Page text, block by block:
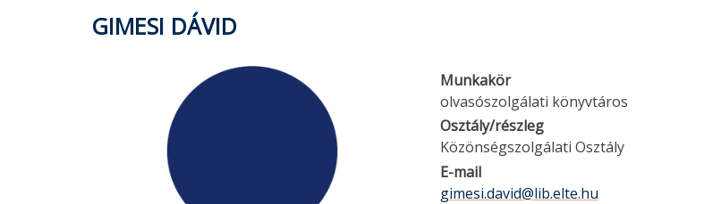
GIMESI DÁVID
Munkakör
olvasószolgálati könyvtáros
Osztály/részleg
Közönségszolgálati Osztály
E-mail
gimesi.david@lib.elte.hu